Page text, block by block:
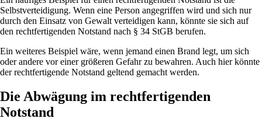
Selbstverteidigung. Wenn eine Person angegriffen wird und sich nur
durch den Einsatz von Gewalt verteidigen kann, könnte sie sich auf
den rechtfertigenden Notstand nach § 34 StGB berufen.
Ein weiteres Beispiel wäre, wenn jemand einen Brand legt, um sich
oder andere vor einer größeren Gefahr zu bewahren. Auch hier könnte
der rechtfertigende Notstand geltend gemacht werden.
Die Abwägung im rechtfertigenden
Notstand